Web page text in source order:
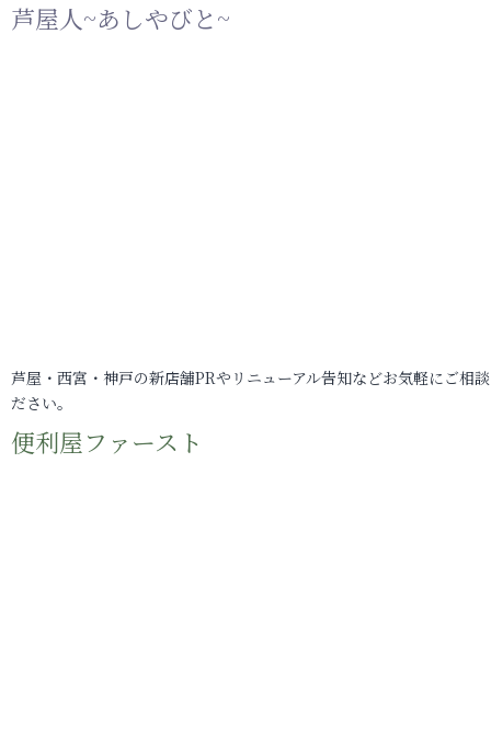
芦屋人~あしやびと~
芦屋・西宮・神戸の新店舗PRやリニューアル告知などお気軽にご相
ださい。
便利屋ファースト